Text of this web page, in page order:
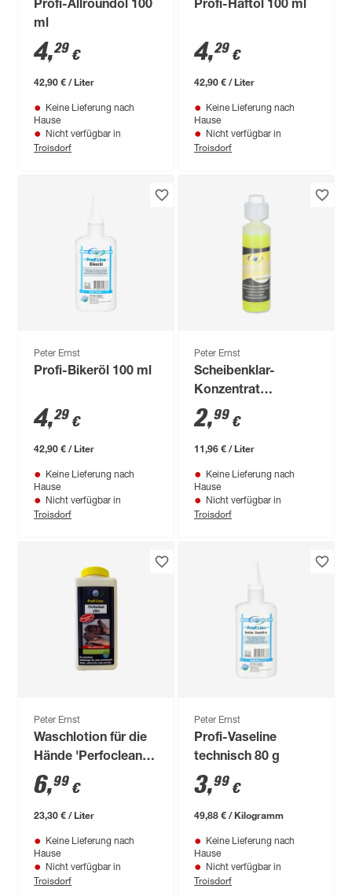
Profi-Allroundöl 100
ml
4,29 €
42,90 € / Liter
Keine Lieferung nach
Hause
Nicht verfügbar in
Troisdorf
Profi-Haftöl 100 ml
4,29 €
42,90 € / Liter
Keine Lieferung nach
Hause
Nicht verfügbar in
Troisdorf
Peter Ernst
Profi-Bikeröl 100 ml
4,29 €
42,90 € / Liter
Keine Lieferung nach
Hause
Nicht verfügbar in
Troisdorf
Peter Ernst
Scheibenklar-
Konzentrat
'Bergfrühling' 250 ml
2,99 €
11,96 € / Liter
Keine Lieferung nach
Hause
Nicht verfügbar in
Troisdorf
Peter Ernst
Waschlotion für die
Hände 'Perfoclean
citro' 1 l
6,99 €
23,30 € / Liter
Keine Lieferung nach
Hause
Nicht verfügbar in
Troisdorf
Peter Ernst
Profi-Vaseline
technisch 80 g
3,99 €
49,88 € / Kilogramm
Keine Lieferung nach
Hause
Nicht verfügbar in
Troisdorf